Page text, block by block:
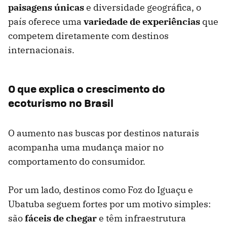
paisagens únicase diversidade geográfica, o
país oferece uma variedadede experiências que
competem diretamente com destinos
internacionais.
O que explica o crescimento do
ecoturismo no Brasil
O aumento nas buscas por destinos naturais
acompanha uma mudança maior no
comportamento do consumidor.
Por um lado, destinos como Foz do Iguaçu e
Ubatuba seguem fortes por um motivo simples:
sãofáceis de chegare têm infraestrutura